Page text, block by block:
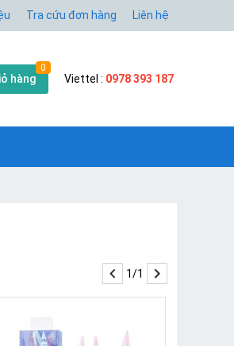
Tra cứu đơn hàng Liên hệ
hàng
0
Viettel : 0978 393 187
1/1